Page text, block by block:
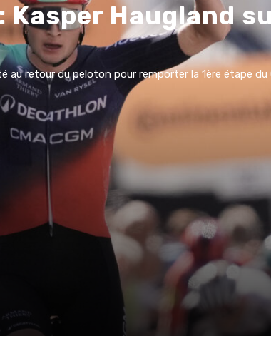
Kasper Haugland
au retour du peloton pour remporter la 1ère étape du